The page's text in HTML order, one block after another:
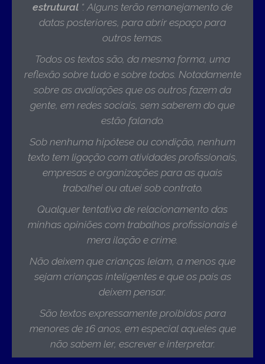
estrutural “. Alguns terão remanejamento de
datas posteriores, para abrir espaço para
outros temas.
Todos os textos são, da mesma forma, uma
reflexão sobre tudo e sobre todos. Notadamente
sobre as avaliações que os outros fazem da
gente, em redes sociais, sem saberem do que
estão falando.
Sob nenhuma hipótese ou condição, nenhum
texto tem ligação com atividades profissionais,
empresas e organizações para as quais
trabalhei ou atuei sob contrato.
Qualquer tentativa de relacionamento das
minhas opiniões com trabalhos profissionais é
mera ilação e crime.
Não deixem que crianças leiam, a menos que
sejam crianças inteligentes e que os pais as
deixem pensar.
São textos expressamente proibidos para
menores de 16 anos, em especial aqueles que
não sabem ler, escrever e interpretar.